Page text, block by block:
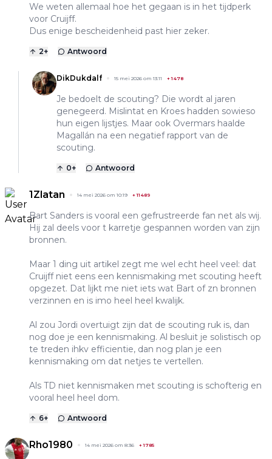
We weten allemaal hoe het gegaan is in het tijdperk
voor Cruijff.
Dus enige bescheidenheid past hier zeker.
2+ Antwoord
DikDukdalf 15 mei 2026 om 13:11 +1478
Je bedoelt de scouting? Die wordt al jaren
genegeerd. Mislintat en Kroes hadden sowieso
hun eigen lijstjes. Maar ook Overmars haalde
Magallán na een negatief rapport van de
scouting.
0+ Antwoord
1Zlatan 14 mei 2026 om 10:19 +11489
Bart Sanders is vooral een gefrustreerde fan net als wij.
Hij zal deels voor t karretje gespannen worden van zijn
bronnen.
Maar 1 ding uit artikel zegt me wel echt heel veel: dat
Cruijff niet eens een kennismaking met scouting heeft
opgezet. Dat lijkt me niet iets wat Bart of zn bronnen
verzinnen en is imo heel heel kwalijk.
Al zou Jordi overtuigt zijn dat de scouting ruk is, dan
nog doe je een kennismaking. Al besluit je solistisch op
te treden ihkv efficientie, dan nog plan je een
kennismaking om dat netjes te vertellen.
Als TD niet kennismaken met scouting is schofterig en
vooral heel heel dom.
6+ Antwoord
Rho1980 14 mei 2026 om 8:36 +1785